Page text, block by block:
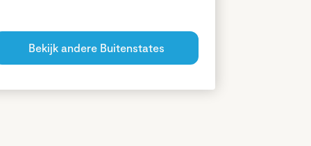
Bekijk andere Buitenstates